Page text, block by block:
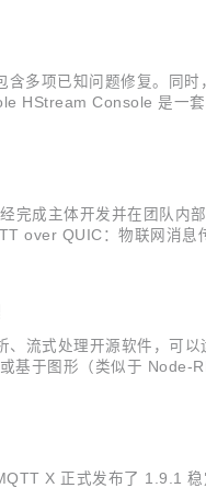
多项已知问题修复。同
HStream Console 是一
完成主体开发并在团队
over QUIC：物联网消
流式处理开源软件，可
基于图形（类似于
X 正式发布了 1.9.1